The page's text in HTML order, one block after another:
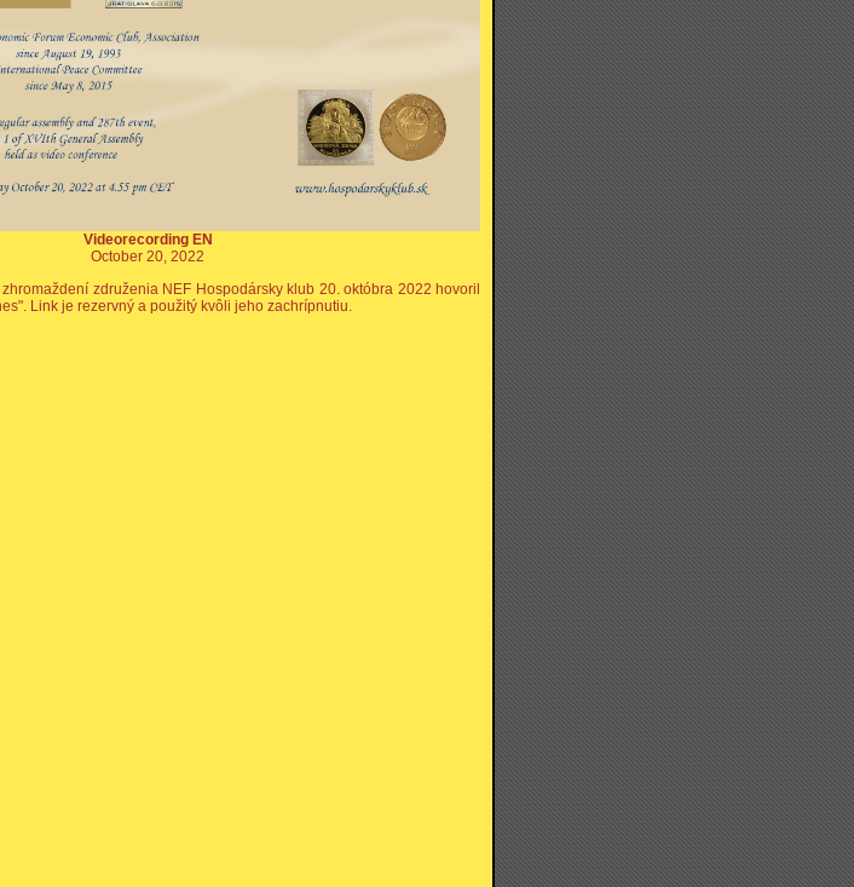
Videorecording EN
October 20, 2022
združenia NEF Hospodársky klub 20. októbra 2022 hovoril
Link je rezervný a použitý kvôli jeho zachrípnutiu.